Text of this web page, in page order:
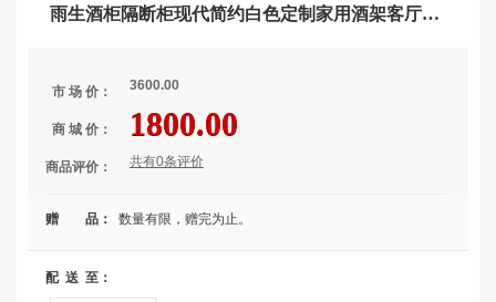
雨生酒柜隔断柜现代简约白色定制家用酒架客厅收藏柜小酒柜餐边柜 D款带抽屉吸塑酒柜-白色（预售） 双门
市 场 价： 3600.00
商 城 价： 1800.00
商品评价： 共有0条评价
赠 品： 数量有限，赠完为止。
配 送 至：